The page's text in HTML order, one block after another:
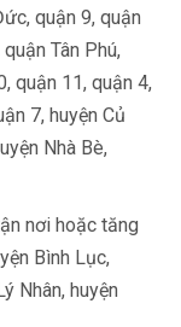
quận 9, quận
Tân Phú,
quận 11, quận 4,
7, huyện Củ
Nhà Bè,
nơi hoặc tăng
Bình Lục,
Nhân, huyện